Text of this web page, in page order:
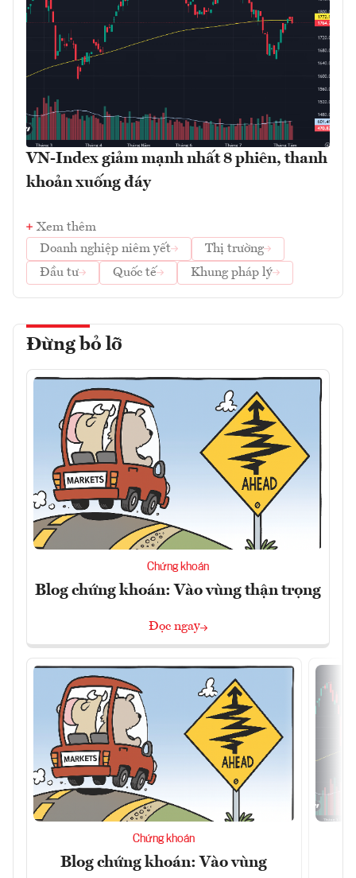
VN-Index giảm mạnh nhất 8 phiên, thanh
khoản xuống đáy
Xem thêm
Doanh nghiệp niêm yết
Thị trường
Đầu tư
Quốc tế Khung pháp lý
Đừng bỏ lỡ
Chứng khoán
Blog chứng khoán: Vào vùng thận trọng
Đọc ngay
Chứng khoán
Blog chứng khoán: Vào vùng